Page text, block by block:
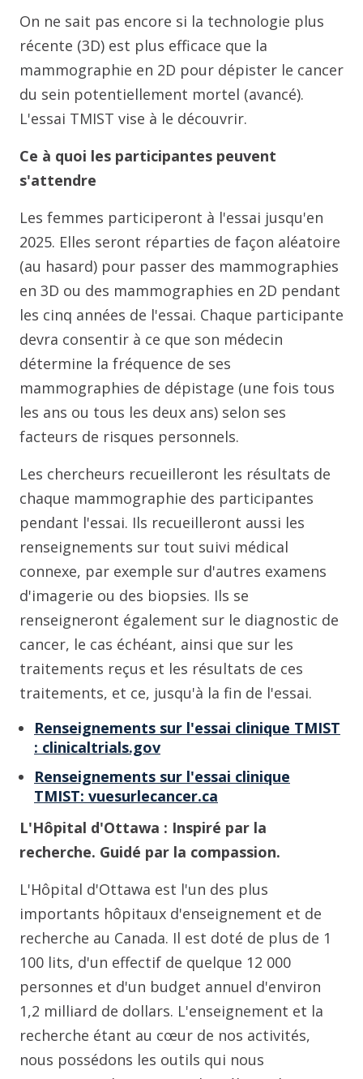
On ne sait pas encore si la technologie plus
récente (3D) est plus efficace que la
mammographie en 2D pour dépister le cancer
du sein potentiellement mortel (avancé).
L'essai TMIST vise à le découvrir.
Ce à quoi les participantes peuvent
s'attendre
Les femmes participeront à l'essai jusqu'en
2025. Elles seront réparties de façon aléatoire
(au hasard) pour passer des mammographies
en 3D ou des mammographies en 2D pendant
les cinq années de l'essai. Chaque participante
devra consentir à ce que son médecin
détermine la fréquence de ses
mammographies de dépistage (une fois tous
les ans ou tous les deux ans) selon ses
facteurs de risques personnels.
Les chercheurs recueilleront les résultats de
chaque mammographie des participantes
pendant l'essai. Ils recueilleront aussi les
renseignements sur tout suivi médical
connexe, par exemple sur d'autres examens
d'imagerie ou des biopsies. Ils se
renseigneront également sur le diagnostic de
cancer, le cas échéant, ainsi que sur les
traitements reçus et les résultats de ces
traitements, et ce, jusqu'à la fin de l'essai.
Renseignements sur l'essai clinique TMIST
: clinicaltrials.gov
Renseignements sur l'essai clinique
TMIST: vuesurlecancer.ca
L'Hôpital d'Ottawa : Inspiré par la
recherche. Guidé par la compassion.
L'Hôpital d'Ottawa est l'un des plus
importants hôpitaux d'enseignement et de
recherche au Canada. Il est doté de plus de 1
100 lits, d'un effectif de quelque 12 000
personnes et d'un budget annuel d'environ
1,2 milliard de dollars. L'enseignement et la
recherche étant au cœur de nos activités,
nous possédons les outils qui nous